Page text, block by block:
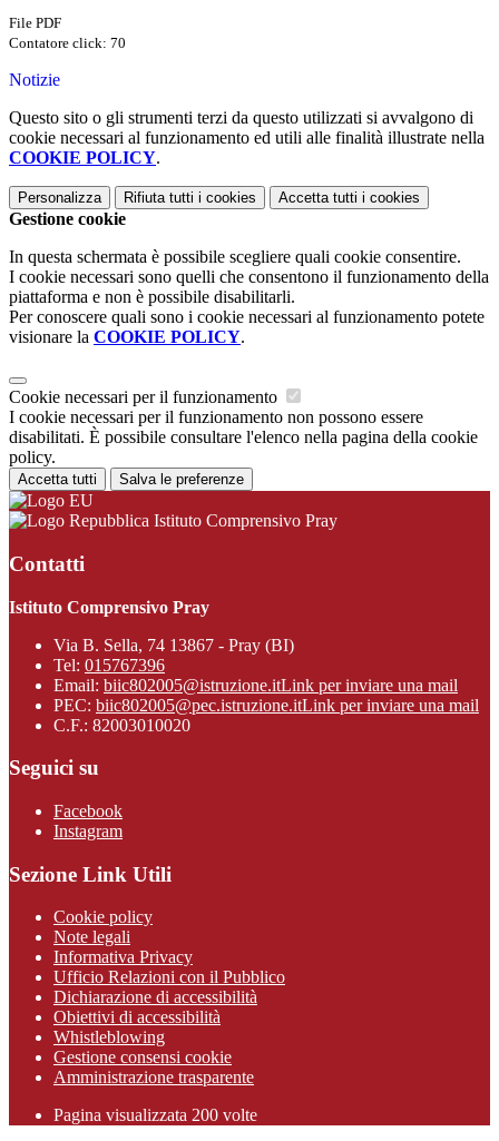
File PDF
Contatore click: 70
Notizie
Questo sito o gli strumenti terzi da questo utilizzati si avvalgono di
cookie necessari al funzionamento ed utili alle finalità illustrate nella
COOKIE POLICY.
Personalizza Rifiuta tutti i cookies Accetta tutti i cookies
Gestione cookie
In questa schermata è possibile scegliere quali cookie consentire.
I cookie necessari sono quelli che consentono il funzionamento della
piattaforma e non è possibile disabilitarli.
Per conoscere quali sono i cookie necessari al funzionamento potete
visionare la COOKIE POLICY.
Cookie necessari per il funzionamento
I cookie necessari per il funzionamento non possono essere
disabilitati. È possibile consultare l'elenco nella pagina della cookie
policy.
Accetta tutti Salva le preferenze
Istituto Comprensivo Pray
Contatti
Istituto Comprensivo Pray
Via B. Sella, 74 13867 - Pray (BI)
Tel: 015767396
Email: biic802005@istruzione.itLink per inviare una mail
PEC: biic802005@pec.istruzione.itLink per inviare una mail
C.F.: 82003010020
Seguici su
Facebook
Instagram
Sezione Link Utili
Cookie policy
Note legali
Informativa Privacy
Ufficio Relazioni con il Pubblico
Dichiarazione di accessibilità
Obiettivi di accessibilità
Whistleblowing
Gestione consensi cookie
Amministrazione trasparente
Pagina visualizzata 200 volte